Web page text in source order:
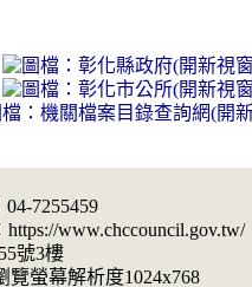
7255459
www.chccouncil.gov.tw/
號3樓
螢幕解析度1024x768